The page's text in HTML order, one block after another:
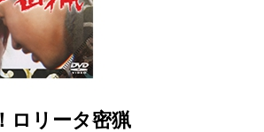
リータ密猟